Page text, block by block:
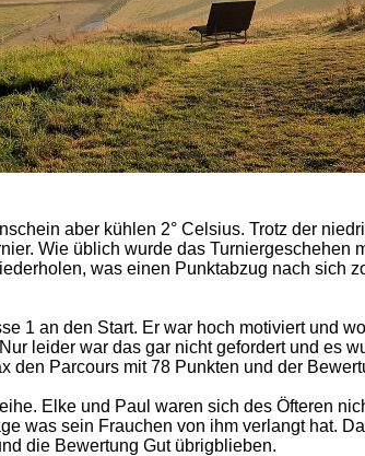
aber kühlen 2° Celsius. Trotz der
Wie üblich wurde das Turniergeschehen
was einen Punktabzug nach sich
1 an den Start. Er war hoch motiviert und
leider war das gar nicht gefordert und es
den Parcours mit 78 Punkten und der
Elke und Paul waren sich des Öfteren
was sein Frauchen von ihm verlangt hat.
die Bewertung Gut übrigblieben.